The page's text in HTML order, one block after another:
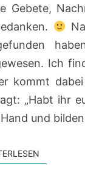
Gebete,
Ich
kommt
„Habt ihr
und